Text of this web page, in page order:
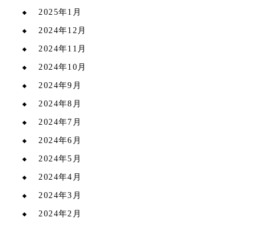
2025年1月
2024年12月
2024年11月
2024年10月
2024年9月
2024年8月
2024年7月
2024年6月
2024年5月
2024年4月
2024年3月
2024年2月